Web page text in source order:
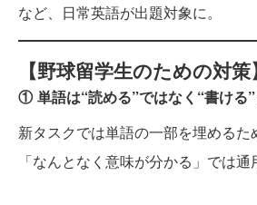
など、日常英語が出題対象に。
【野球留学生のための対策
① 単語は“読める”ではなく“書ける
新タスクでは単語の一部を埋めるた
「なんとなく意味が分かる」では通